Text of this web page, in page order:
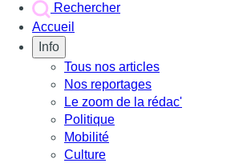
Rechercher
Accueil
Info
Tous nos articles
Nos reportages
Le zoom de la rédac'
Politique
Mobilité
Culture